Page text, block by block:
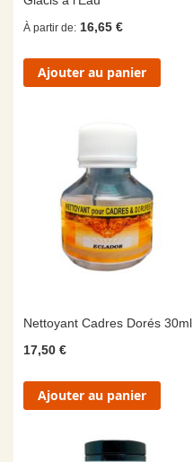
À partir de 16,65 €
Ajouter au panier
Nettoyant Cadres Dorés 30ml
17,50 €
Ajouter au panier